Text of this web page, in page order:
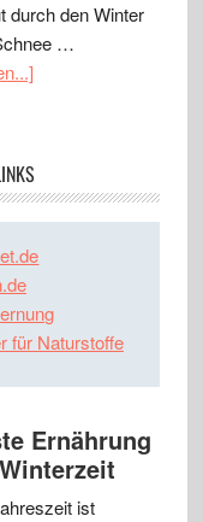
durch den Winter
…
für Naturstoffe
Ernährung
ist